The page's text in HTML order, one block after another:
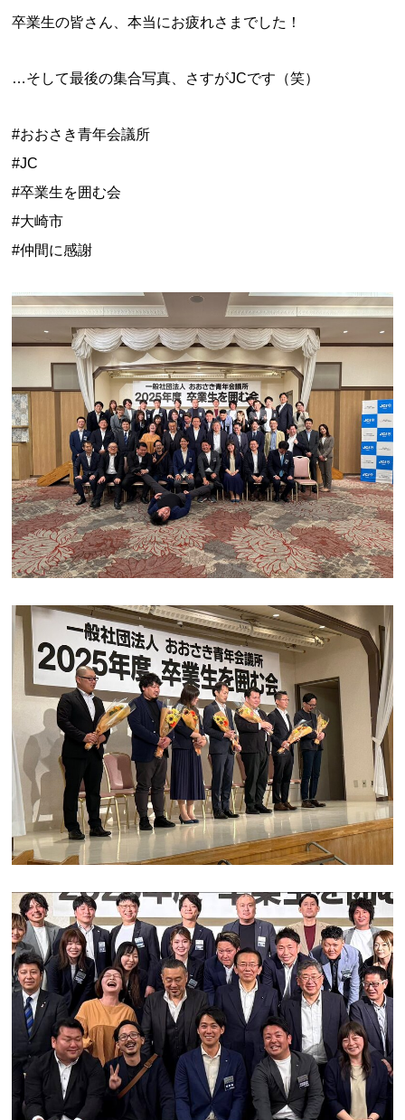
卒業生の皆さん、本当にお疲れさまでした！
…そして最後の集合写真、さすがJCです（笑）
#おおさき青年会議所
#JC
#卒業生を囲む会
#大崎市
#仲間に感謝